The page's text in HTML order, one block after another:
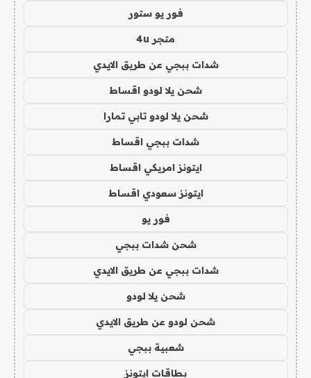
فور يو ستور
متجر 4u
شدات ببجي عن طريق الايدي
شحن يلا لودو اقساط
شحن يلا لودو تابي تمارا
شدات ببجي اقساط
ايتونز امريكي اقساط
ايتونز سعودي اقساط
فور يو
شحن شدات ببجي
شدات ببجي عن طريق الايدي
شحن يلا لودو
شحن لودو عن طريق الايدي
شعبية ببجي
بطاقات ايتونز